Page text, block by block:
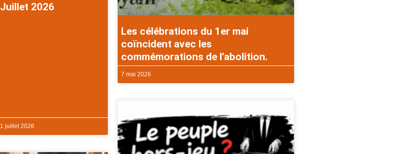
Juillet 2026
1 juillet 2026
Les célébrations du 1er mai
coïncident avec les
commémorations de l’abolition.
7 mai 2026